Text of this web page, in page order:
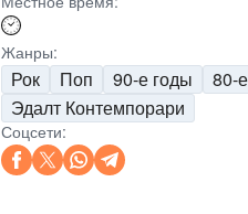
Жанры:
Рок Поп 90-е годы
80-
Эдалт Контемпорари
Соцсети: